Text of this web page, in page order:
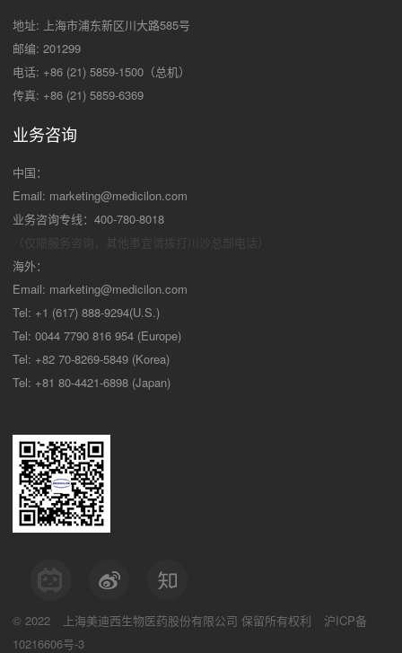
地址: 上海市浦东新区川大路585号
邮编: 201299
电话: +86 (21) 5859-1500（总机）
传真: +86 (21) 5859-6369
业务咨询
中国：
Email: marketing@medicilon.com
业务咨询专线：400-780-8018
海外：
Email: marketing@medicilon.com
Tel: +1 (617) 888-9294(U.S.)
Tel: 0044 7790 816 954 (Europe)
Tel: +82 70-8269-5849 (Korea)
Tel: +81 80-4421-6898 (Japan)
© 2022 上海美迪西生物医药股份有限公司 保留所有权利
沪ICP备
10216606号-3